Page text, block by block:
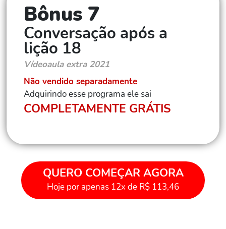
Bônus 7
Conversação após a
lição 18
Vídeoaula extra 2021
Não vendido separadamente
Adquirindo esse programa ele sai
COMPLETAMENTE GRÁTIS
QUERO COMEÇAR AGORA
Hoje por apenas 12x de R$ 113,46